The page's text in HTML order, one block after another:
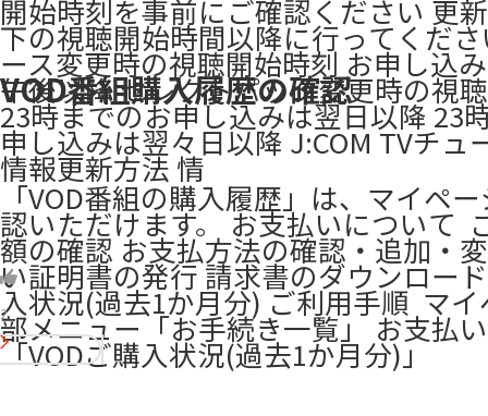
開始時刻を事前にご確認ください 更
下の視聴開始時間以降に行ってくだ
ース変更時の視聴開始時刻 お申し込
午後以降 セレクトパック変更時の視
23時までのお申し込みは翌日以降 23
申し込みは翌々日以降 J:COM TVチュ
情報更新方法 情
VOD番組購入履歴の確認
「VOD番組の購入履歴」は、マイペ
認いただけます。 お支払いについて
額の確認 お支払方法の確認・追加・
い証明書の発行 請求書のダウンロー
入状況(過去1か月分) ご利用手順 ​ マ
部メニュー「お手続き一覧」 お支払
「VODご購入状況(過去1か月分)」
2